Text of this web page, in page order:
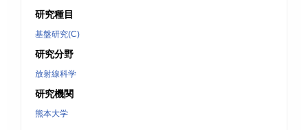
研究種目
基盤研究(C)
研究分野
放射線科学
研究機関
熊本大学